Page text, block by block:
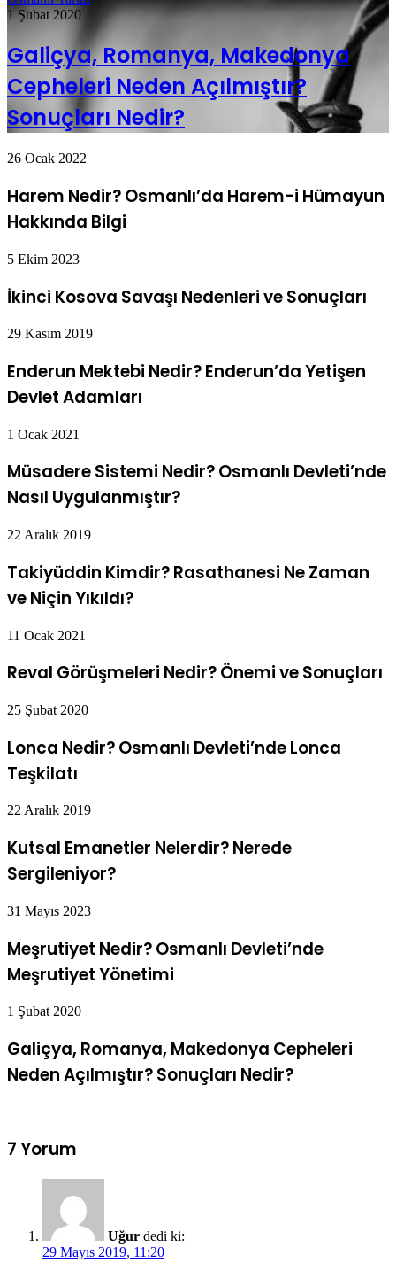
1 Şubat 2020
Galiçya, Romanya, Makedonya
Cepheleri Neden Açılmıştır?
Sonuçları Nedir?
26 Ocak 2022
Harem Nedir? Osmanlı’da Harem-i Hümayun
Hakkında Bilgi
5 Ekim 2023
İkinci Kosova Savaşı Nedenleri ve Sonuçları
29 Kasım 2019
Enderun Mektebi Nedir? Enderun’da Yetişen
Devlet Adamları
1 Ocak 2021
Müsadere Sistemi Nedir? Osmanlı Devleti’nde
Nasıl Uygulanmıştır?
22 Aralık 2019
Takiyüddin Kimdir? Rasathanesi Ne Zaman
ve Niçin Yıkıldı?
11 Ocak 2021
Reval Görüşmeleri Nedir? Önemi ve Sonuçları
25 Şubat 2020
Lonca Nedir? Osmanlı Devleti’nde Lonca
Teşkilatı
22 Aralık 2019
Kutsal Emanetler Nelerdir? Nerede
Sergileniyor?
31 Mayıs 2023
Meşrutiyet Nedir? Osmanlı Devleti’nde
Meşrutiyet Yönetimi
1 Şubat 2020
Galiçya, Romanya, Makedonya Cepheleri
Neden Açılmıştır? Sonuçları Nedir?
7 Yorum
Uğur dedi ki:
29 Mayıs 2019, 11:20